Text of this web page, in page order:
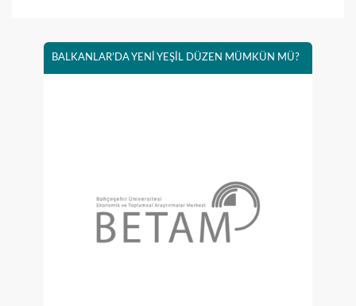
BALKANLAR’DA YENİ YEŞİL DÜZEN MÜMKÜN MÜ?